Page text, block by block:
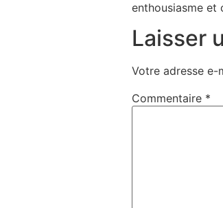
enthousiasme et
Laisser
Votre adresse e-
Commentaire *